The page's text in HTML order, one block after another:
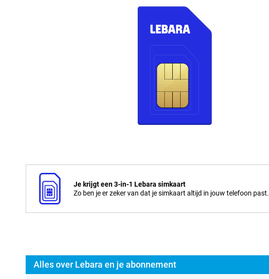
Je krijgt een 3-in-1 Lebara simkaart
Zo ben je er zeker van dat je simkaart altijd in jouw telefoon past.
Alles over Lebara en je abonnement